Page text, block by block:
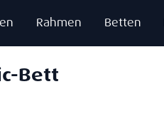
Rahmen Betten
Bett